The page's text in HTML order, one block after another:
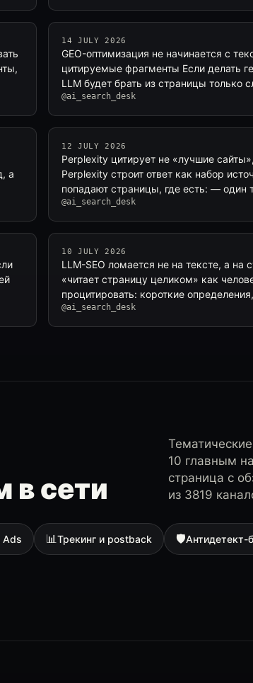
14 JULY 2026
GEO-оптимизация не начинается с
цитируемые фрагменты Если делать
LLM будет брать из страницы
@ai_search_desk
а
12 JULY 2026
Perplexity цитирует не «лучшие
Perplexity строит ответ как набор
попадают страницы, где есть: — один
@ai_search_desk
10 JULY 2026
LLM-SEO ломается не на тексте, а на
«читает страницу целиком» как
процитировать: короткие
@ai_search_desk
сети
10 главным
страница с
из 3819
Ads 📊Трекинг и postback 🛡Антидетект-